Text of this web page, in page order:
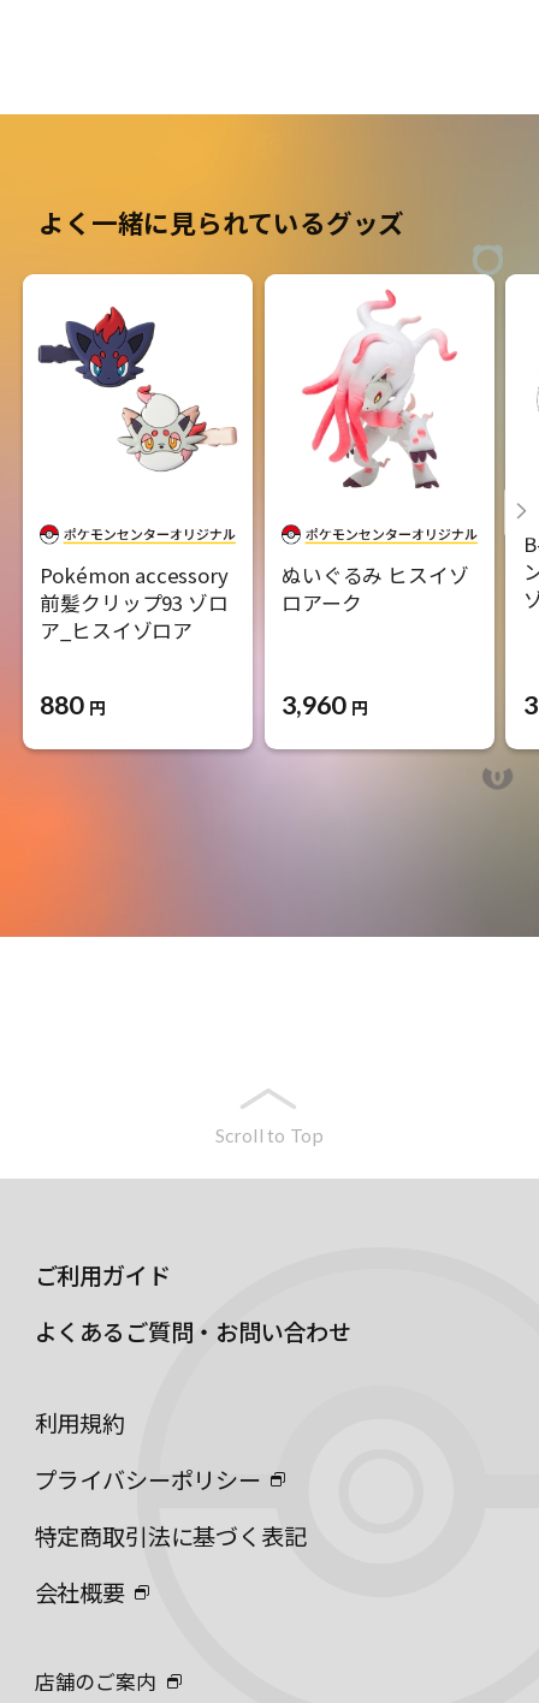
よく一緒に見られているグッズ
Pokémon accessory
前髪クリップ93 ゾロ
ア_ヒスイゾロア
880 円
ぬいぐるみ ヒスイゾ
ロアーク
3,960 円
Scroll to Top
ご利用ガイド
よくあるご質問・お問い合わせ
利用規約
プライバシーポリシー
特定商取引法に基づく表記
会社概要
店舗のご案内